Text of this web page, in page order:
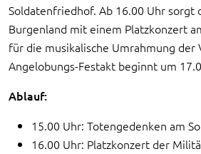
Soldatenfriedhof. Ab 16.00 Uhr sorgt
Burgenland mit einem Platzkonzert
für die musikalische Umrahmung der
Angelobungs-Festakt beginnt um
Ablauf:
15.00 Uhr: Totengedenken am
16.00 Uhr: Platzkonzert der